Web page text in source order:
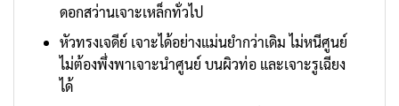
ดอกสว่านเจาะเหล็กทั่วไป
หัวทรงเจดีย์ เจาะได้อย่างแม่นยำกว่าเดิม ไม่หนีศูนย์
ไม่ต้องพึ่งพาเจาะนำศูนย์ บนผิวท่อ และเจาะรูเฉียง
ได้